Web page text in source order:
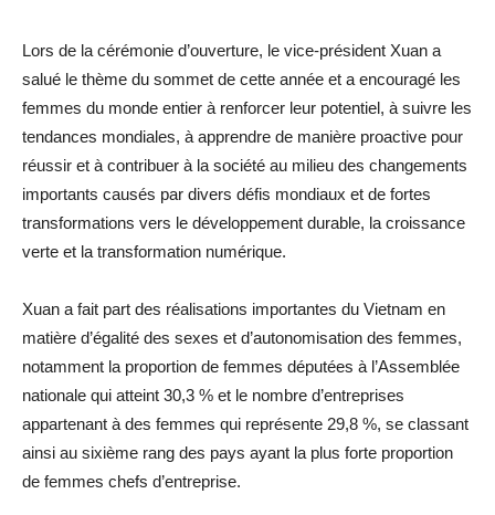
Lors de la cérémonie d’ouverture, le vice-président Xuan a
salué le thème du sommet de cette année et a encouragé les
femmes du monde entier à renforcer leur potentiel, à suivre les
tendances mondiales, à apprendre de manière proactive pour
réussir et à contribuer à la société au milieu des changements
importants causés par divers défis mondiaux et de fortes
transformations vers le développement durable, la croissance
verte et la transformation numérique.
Xuan a fait part des réalisations importantes du Vietnam en
matière d’égalité des sexes et d’autonomisation des femmes,
notamment la proportion de femmes députées à l’Assemblée
nationale qui atteint 30,3 % et le nombre d’entreprises
appartenant à des femmes qui représente 29,8 %, se classant
ainsi au sixième rang des pays ayant la plus forte proportion
de femmes chefs d’entreprise.